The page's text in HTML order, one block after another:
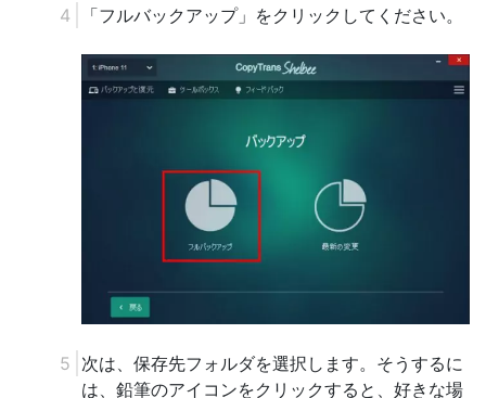
「フルバックアップ」をクリックしてください。
次は、保存先フォルダを選択します。そうするに
は、鉛筆のアイコンをクリックすると、好きな場